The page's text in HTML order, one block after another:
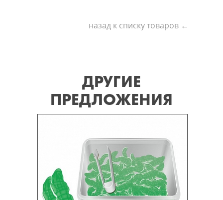
назад к списку товаров ←
ДРУГИЕ
ПРЕДЛОЖЕНИЯ